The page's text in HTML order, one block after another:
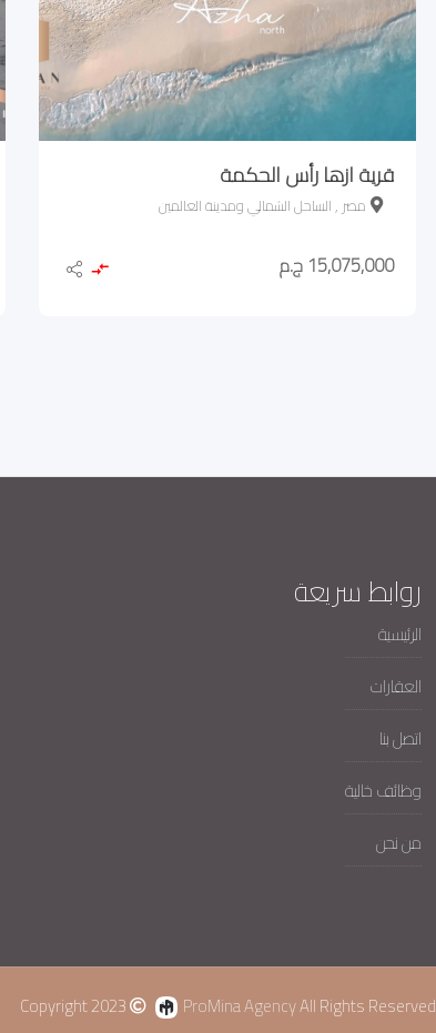
قرية ازها رأس الحكمة
مصر , الساحل الشمالي ومدينة العالمين
15,075,000 ج.م
روابط سريعة
الرئيسية
العقارات
اتصل بنا
وظائف خالية
من نحن
Copyright 2023 ProMina AgencyAll Rights Reserved